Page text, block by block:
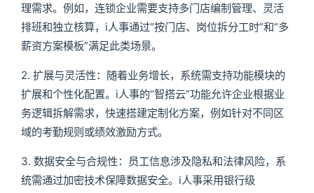
理需求。例如，连锁企业需要支持多门店编制管理、灵活
排班和独立核算，i人事通过“按门店、岗位拆分工时”和“多
薪资方案模板”满足此类场景。
2. 扩展与灵活性：随着业务增长，系统需支持功能模块的
扩展和个性化配置。i人事的“智搭云”功能允许企业根据业
务逻辑拆解需求，快速搭建定制化方案，例如针对不同区
域的考勤规则或绩效激励方式。
3. 数据安全与合规性：员工信息涉及隐私和法律风险，系
统需通过加密技术保障数据安全。i人事采用银行级